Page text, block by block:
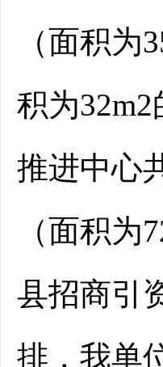
（面积为
积为32m2
推进中心
（面积为
县招商引
排，我单